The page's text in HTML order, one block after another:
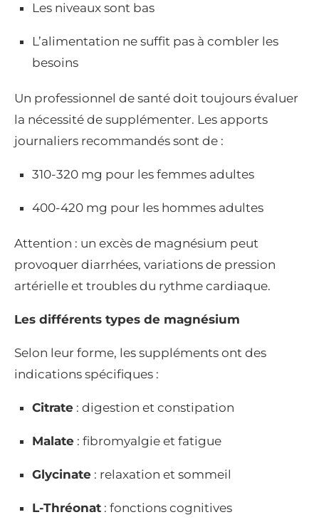
Les niveaux sont bas
L’alimentation ne suffit pas à combler les
besoins
Un professionnel de santé doit toujours évaluer
la nécessité de supplémenter. Les apports
journaliers recommandés sont de :
310-320 mg pour les femmes adultes
400-420 mg pour les hommes adultes
Attention : un excès de magnésium peut
provoquer diarrhées, variations de pression
artérielle et troubles du rythme cardiaque.
Les différents types de magnésium
Selon leur forme, les suppléments ont des
indications spécifiques :
Citrate : digestion et constipation
Malate : fibromyalgie et fatigue
Glycinate : relaxation et sommeil
L-Thréonat : fonctions cognitives